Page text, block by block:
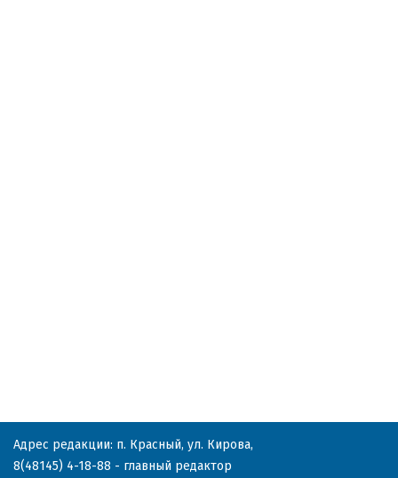
Адрес редакции: п. Красный, ул. Кирова,
8(48145) 4-18-88 - главный редактор